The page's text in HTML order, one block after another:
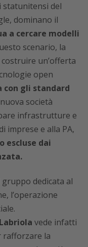
statunitensi del
dominano il
a cercare modelli
scenario, la
un’offerta
open
con gli standard
società
infrastrutture e
imprese e alla PA,
escluse dai
dedicata al
l’operazione
vede infatti
rafforzare la